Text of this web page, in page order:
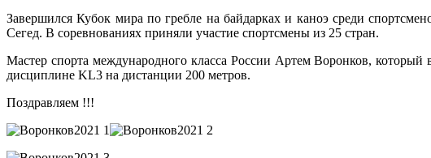
Завершился Кубок мира по гребле на байдарках и каноэ среди
Сегед. В соревнованиях приняли участие спортсмены из 25 стран.
Мастер спорта международного класса России Артем Воронков,
дисциплине KL3 на дистанции 200 метров.
Поздравляем !!!